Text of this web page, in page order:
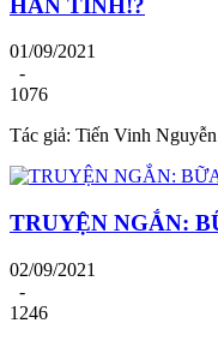
01/09/2021
-
1076
Tác giả: Tiến Vinh Nguyễn
TRUYỆN NGẮN:
02/09/2021
-
1246